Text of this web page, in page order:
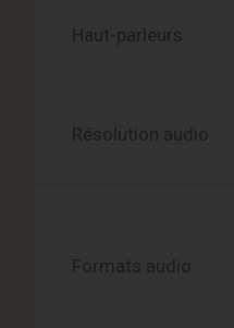
Haut-parleurs
Résolution audio
Formats audio